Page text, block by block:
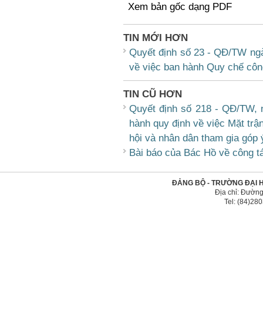
Xem bản gốc dạng PDF
TIN MỚI HƠN
Quyết định số 23 - QĐ/TW
về việc ban hành Quy chế
TIN CŨ HƠN
Quyết định số 218 - QĐ/TW,
hành quy định về việc Mặt
hội và nhân dân tham gia
Bài báo của Bác Hồ về công
ĐẢNG BỘ - TRƯỜNG ĐẠI
Địa chỉ:
Tel: